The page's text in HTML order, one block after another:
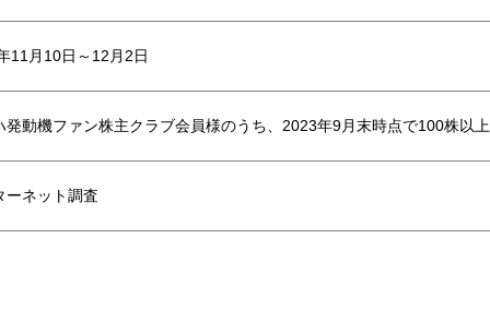
11月10日～12月2日
発動機ファン株主クラブ会員様のうち、2023年9月末時点で100株以
ーネット調査